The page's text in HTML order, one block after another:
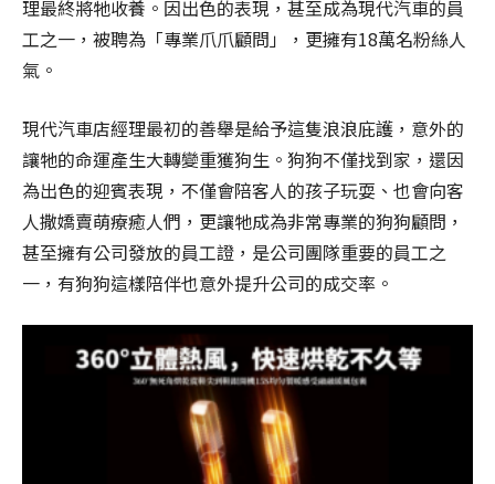
理最終將牠收養。因出色的表現，甚至成為現代汽車的員
工之一，被聘為「專業爪爪顧問」，更擁有18萬名粉絲人
氣。
現代汽車店經理最初的善舉是給予這隻浪浪庇護，意外的
讓牠的命運產生大轉變重獲狗生。狗狗不僅找到家，還因
為出色的迎賓表現，不僅會陪客人的孩子玩耍、也會向客
人撒嬌賣萌療癒人們，更讓牠成為非常專業的狗狗顧問，
甚至擁有公司發放的員工證，是公司團隊重要的員工之
一，有狗狗這樣陪伴也意外提升公司的成交率。